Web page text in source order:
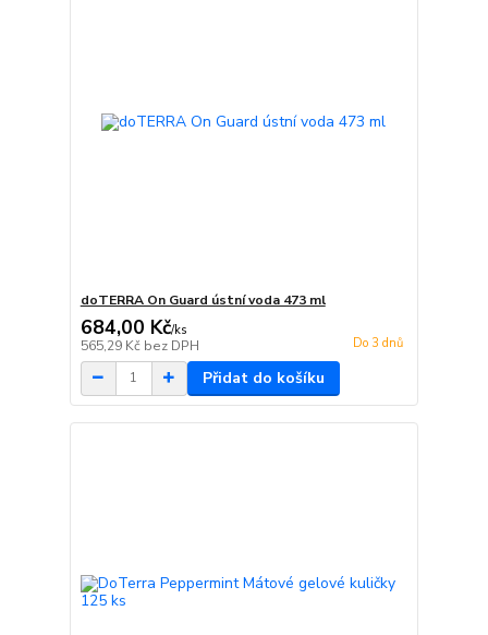
doTERRA On Guard ústní voda 473 ml
684,00 Kč/ks
565,29 Kč bez DPH Do 3 dnů
Přidat do košíku